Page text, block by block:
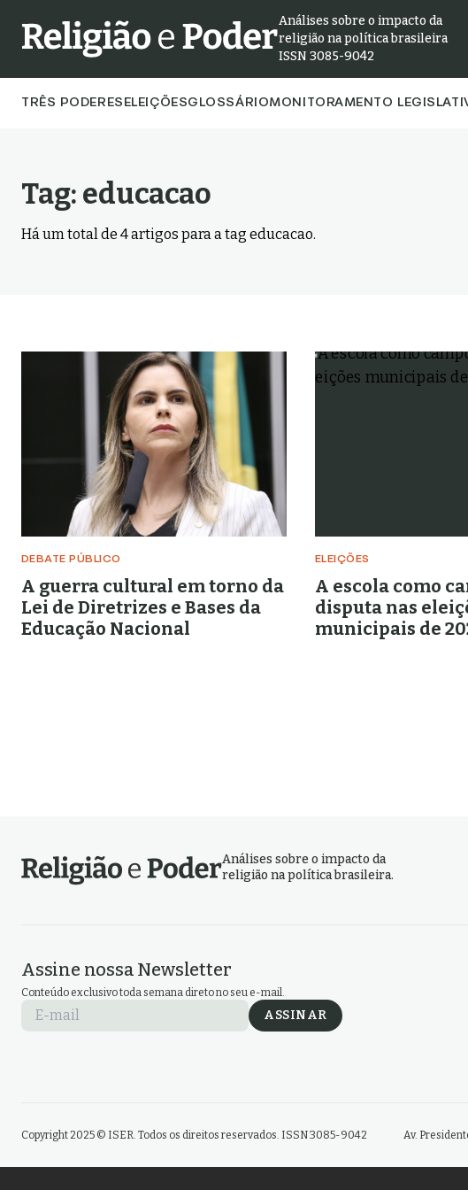
Análises sobre o impacto da
religião na política brasileira
ISSN 3085-9042
TRÊS PODERES ELEIÇÕESGLOSSÁRIOMONITORAMENTO
Tag: educacao
Há um total de 4artigos para a tag educacao.
DEBATE PÚBLICO
A guerra cultural em torno da
Lei de Diretrizes e Bases da
Educação Nacional
ELEIÇÕES
A escola como
disputa nas
municipais de
Análises sobre o impacto da
religião na política brasileira.
Assine nossa Newsletter
Conteúdo exclusivo toda semana direto no seu e-mail.
E-mail ASSINAR
Copyright 2025 © ISER. Todos os direitos reservados. ISSN 3085-9042 Av.